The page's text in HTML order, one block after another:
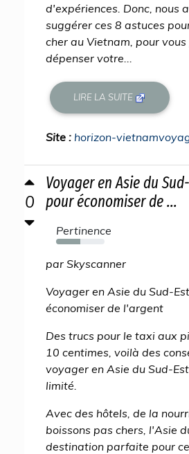
d'expériences. Donc, nous
suggérer ces 8 astuces
cher au Vietnam, pour
dépenser votre...
LIRE LA SUITE
Site : horizon-
0
Voyager en Asie du
pour économiser de ...
Pertinence
50%
par Skyscanner
Voyager en Asie du Sud-
économiser de l'argent
Des trucs pour le taxi aux
10 centimes, voilà des
voyager en Asie du Sud-
limité.
Avec des hôtels, de la
boissons pas chers, l'Asie
destination parfaite pour